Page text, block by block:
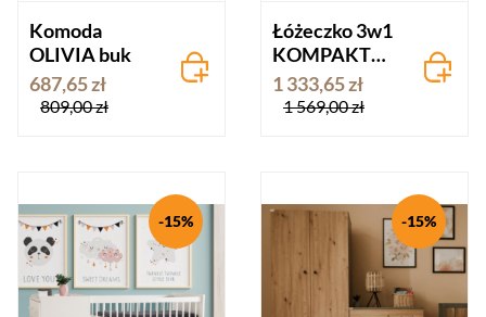
Komoda
OLIVIA buk
687,65 zł
809,00 zł
Łóżeczko 3w1
KOMPAKT
buk – z komodą
i przewijakiem
1 333,65 zł
1 569,00 zł
-15% -15%